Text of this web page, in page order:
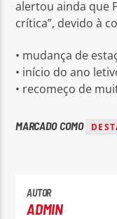
alertou ainda que
crítica”, devido à
• mudança de
• início do ano
• recomeço de
MARCADO COMO
AUTOR
ADMIN